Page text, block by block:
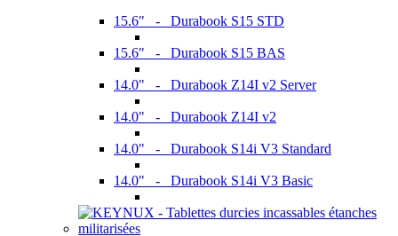
15.6" - Durabook S15 STD
15.6" - Durabook S15 BAS
14.0" - Durabook Z14I v2 Server
14.0" - Durabook Z14I v2
14.0" - Durabook S14i V3 Standard
14.0" - Durabook S14i V3 Basic